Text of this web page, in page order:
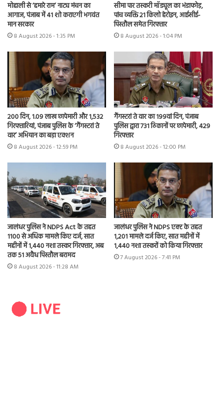
मोहाली से ‘हमारे राम’ नाट्य मंचन का
आगाज, पंजाब में 41 शो कराएगी भगवंत
मान सरकार
8 August 2026 - 1:35 PM
सीमा पार तस्करी मॉड्यूल का भंडाफोड़,
पांच व्यक्ति 21 किलो हेरोइन, आईसीई-
पिस्तौल समेत गिरफ्तार
8 August 2026 - 1:04 PM
200 दिन, 1.09 लाख छापेमारी और 1,532
गिरफ्तारियां, पंजाब पुलिस के ‘गैंगस्टरां ते
वार’ अभियान का बड़ा एक्शन
8 August 2026 - 12:59 PM
गैंगस्टरां ते वार का 199वां दिन, पंजाब
पुलिस द्वारा 731 ठिकानों पर छापेमारी, 429
गिरफ्तार
8 August 2026 - 12:00 PM
जालंधर पुलिस ने NDPS Act के तहत
1100 से अधिक मामले किए दर्ज, सात
महीनों में 1,440 नशा तस्कर गिरफ्तार, अब
तक 51 अवैध पिस्तौल बरामद
8 August 2026 - 11:28 AM
जालंधर पुलिस ने NDPS एक्ट के तहत
1,201 मामले दर्ज किए, सात महीनों में
1,440 नशा तस्करों को किया गिरफ्तार
7 August 2026 - 7:41 PM